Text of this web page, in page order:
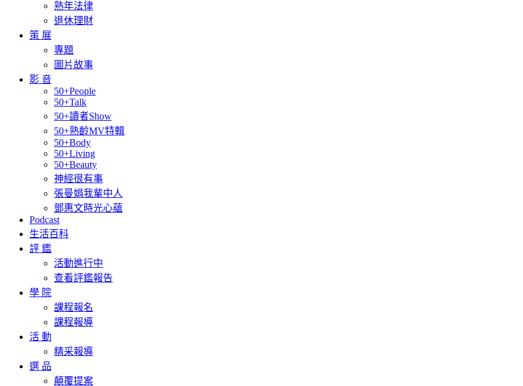
熟年法律
退休理財
策 展
專題
圖片故事
影 音
50+People
50+Talk
50+讀者Show
50+熟齡MV特輯
50+Body
50+Living
50+Beauty
神經很有事
張曼娟我輩中人
鄧惠文時光心蘊
Podcast
生活百科
評 鑑
活動進行中
查看評鑑報告
學 院
課程報名
課程報導
活 動
精采報導
選 品
顛覆提案